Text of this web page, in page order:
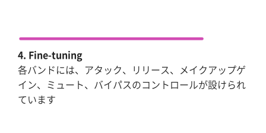
4. Fine-tuning
各バンドには、アタック、リリース、メイクアップゲ
イン、ミュート、バイパスのコントロールが設けられ
ています